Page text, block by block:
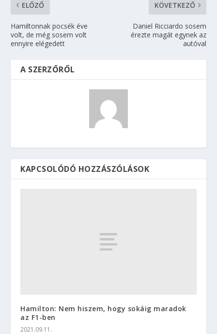
ELŐZŐ
Hamiltonnak pocsék éve
volt, de még sosem volt
ennyire elégedett
KÖVETKEZŐ
Daniel Ricciardo sosem
érezte magát egynek az
autóval
A SZERZŐRŐL
KAPCSOLÓDÓ HOZZÁSZÓLÁSOK
Hamilton: Nem hiszem, hogy sokáig maradok
az F1-ben
2021.09.11.